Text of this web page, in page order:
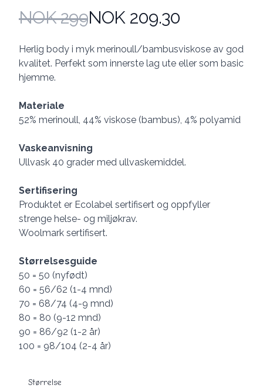
Produktdetaljer
NOK 299NOK 209.30
Description
Herlig body i myk merinoull/bambusviskose av god
kvalitet. Perfekt som innerste lag ute eller som basic
hjemme.
Materiale
52% merinoull, 44% viskose (bambus), 4% polyamid
Vaskeanvisning
Ullvask 40 grader med ullvaskemiddel.
Sertifisering
Produktet er Ecolabel sertifisert og oppfyller
strenge helse- og miljøkrav.
Woolmark sertifisert.
Størrelsesguide
50 = 50 (nyfødt)
60 = 56/62 (1-4 mnd)
70 = 68/74 (4-9 mnd)
80 = 80 (9-12 mnd)
90 = 86/92 (1-2 år)
100 = 98/104 (2-4 år)
Størrelse